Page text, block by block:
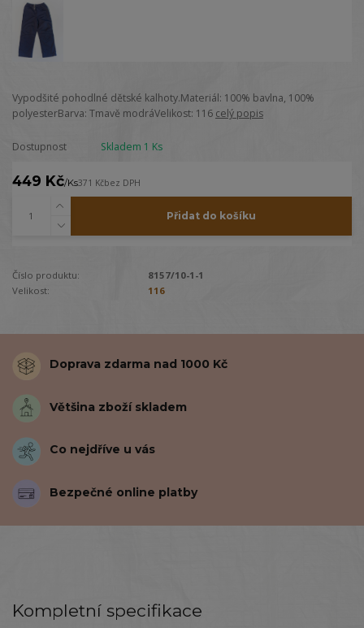
Vypodšité pohodlné dětské kalhoty.Materiál: 100% bavlna, 100%
polyesterBarva: Tmavě modráVelikost: 116 celý popis
Dostupnost Skladem 1 Ks
449 Kč/Ks371 Kčbez DPH
Přidat do košíku
Číslo produktu:
8157/10-1-1
Velikost:
116
Doprava zdarma nad 1000 Kč
Většina zboží skladem
Co nejdříve u vás
Bezpečné online platby
Kompletní specifikace